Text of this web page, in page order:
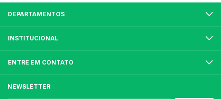
DEPARTAMENTOS
INSTITUCIONAL
ENTRE EM CONTATO
NEWSLETTER